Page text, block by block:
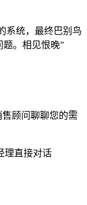
系统，最终巴别鸟
。相见恨晚”
售顾问聊聊您的需
理直接对话